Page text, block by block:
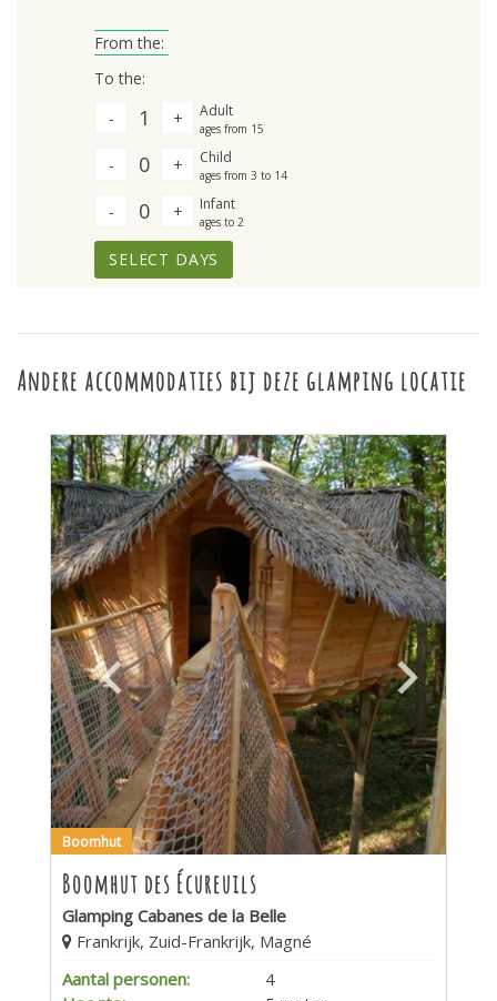
From the:
To the:
-
1 + Adult
ages from 15
- 0 + Child
ages from 3 to 14
- 0 + Infant
ages to 2
SELECT DAYS
Andere accommodaties bij deze glamping locatie
Boomhut
Boomhut des Écureuils
Glamping Cabanes de la Belle
Frankrijk, Zuid-Frankrijk, Magné
Aantal personen:
4